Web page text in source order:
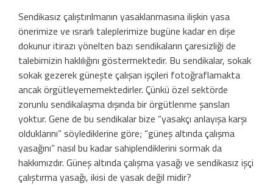
Sendikasız çalıştırılmanın yasaklanmasına ilişkin yasa
önerimize ve ısrarlı taleplerimize bugüne kadar en dişe
dokunur itirazı yönelten bazı sendikaların çaresizliği de
talebimizin haklılığını göstermektedir. Bu sendikalar, sokak
sokak gezerek güneşte çalışan işçileri fotoğraflamakta
ancak örgütleyememektedirler. Çünkü özel sektörde
zorunlu sendikalaşma dışında bir örgütlenme şansları
yoktur. Gene de bu sendikalar bize “yasakçı anlayışa karşı
olduklarını” söylediklerine göre; “güneş altında çalışma
yasağını” nasıl bu kadar sahiplendiklerini sormak da
hakkımızdır. Güneş altında çalışma yasağı ve sendikasız işçi
çalıştırma yasağı, ikisi de yasak değil midir?